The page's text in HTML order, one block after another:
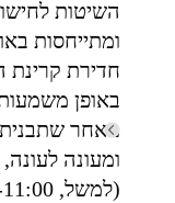
השיטות
ומתייחסות
חדירת
באופן
מאחר
ומעונה